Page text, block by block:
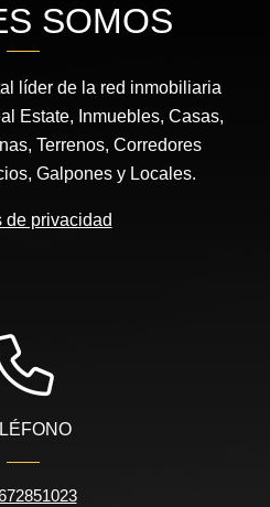
SOMOS
líder de la red inmobiliaria
Estate, Inmuebles, Casas,
Terrenos, Corredores
Galpones y Locales.
de privacidad